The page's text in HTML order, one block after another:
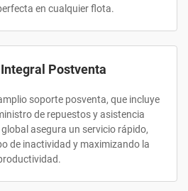
en cualquier flota.
Postventa
soporte posventa, que incluye
de repuestos y asistencia
asegura un servicio rápido,
de inactividad y maximizando la